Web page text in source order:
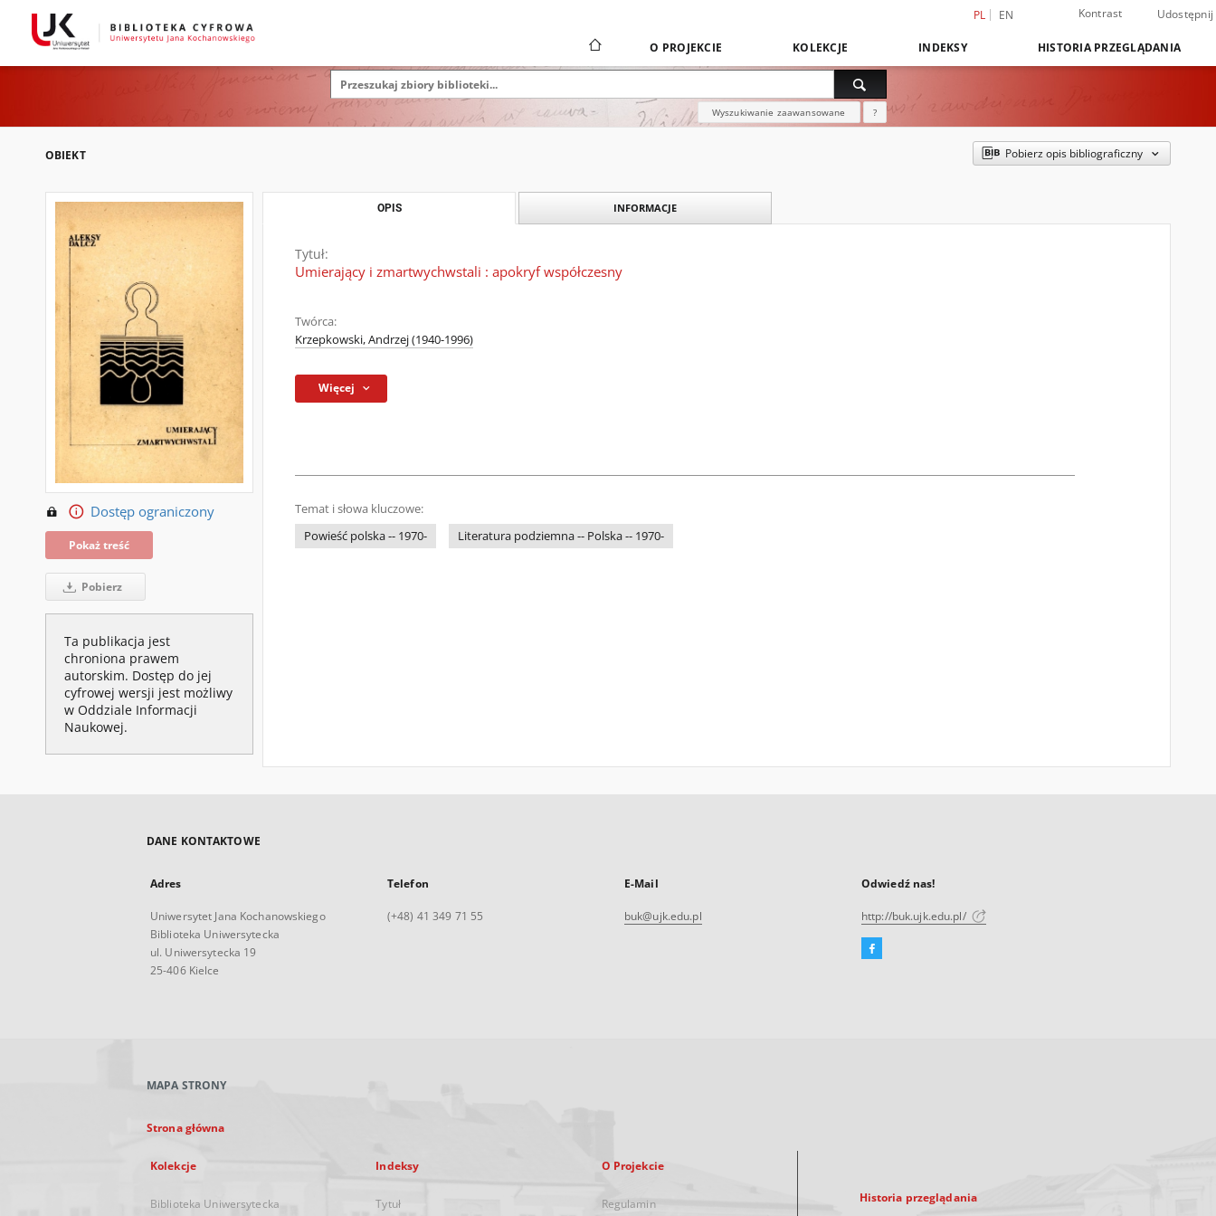
PL EN Kontrast Udostępnij
O PROJEKCIE KOLEKCJE INDEKSY HISTORIA PRZEGLĄDANIA
Wyszukiwanie zaawansowane ?
OBIEKT Pobierz opis bibliograficzny
Dostęp ograniczony
Pokaż treść
Pobierz
Ta publikacja jest
chroniona prawem
autorskim. Dostęp do jej
cyfrowej wersji jest możliwy
w Oddziale Informacji
Naukowej.
OPIS INFORMACJE
Tytuł:
Umierający i zmartwychwstali : apokryf współczesny
Twórca:
Krzepkowski, Andrzej (1940-1996)
Więcej
Temat i słowa kluczowe:
Powieść polska -- 1970-
Literatura podziemna -- Polska -- 1970-
DANE KONTAKTOWE
Adres
Uniwersytet Jana Kochanowskiego
Biblioteka Uniwersytecka
ul. Uniwersytecka 19
25-406 Kielce
Telefon
(+48) 41 349 71 55
E-Mail
buk@ujk.edu.pl
Odwiedź nas!
http://buk.ujk.edu.pl/
Facebook
MAPA STRONY
Strona główna
Kolekcje
Biblioteka Uniwersytecka
Indeksy
Tytuł
O Projekcie
Regulamin Historia przeglądania